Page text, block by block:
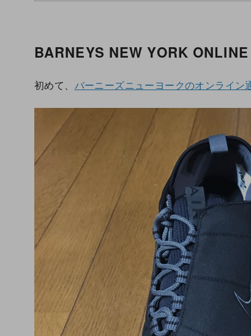
BARNEYS NEW YORK
初めて、 バーニーズニューヨークのオンライン